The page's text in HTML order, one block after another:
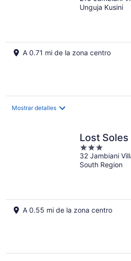
of
Unguja Kusini
A 0.71 mi de la zona centro
Mostrar detalles
Lost
3
out
of
32 Jambiani
South Region
A 0.55 mi de la zona centro